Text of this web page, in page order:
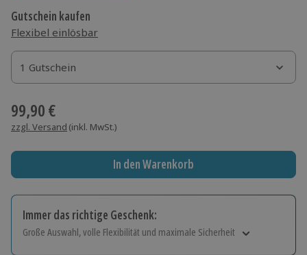
Gutschein kaufen
Flexibel einlösbar
1 Gutschein
1 Gutschein
1 Gutschein
99,90 €
zzgl. Versand (inkl. MwSt.)
In den Warenkorb
Immer das richtige Geschenk:
Große Auswahl, volle Flexibilität und maximale Sicherheit